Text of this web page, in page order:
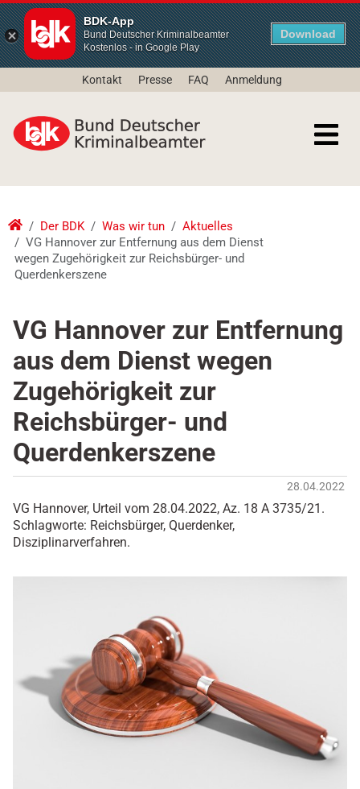
BDK-App
Bund Deutscher Kriminalbeamter
Kostenlos - in Google Play
Download
Kontakt Presse FAQ Anmeldung
Der BDK Was wir tun
Aktuelles
VG Hannover zur Entfernung aus dem Dienst
wegen Zugehörigkeit zur Reichsbürger- und
Querdenkerszene
VG Hannover zur Entfernung
aus dem Dienst wegen
Zugehörigkeit zur
Reichsbürger- und
Querdenkerszene
28.04.2022
VG Hannover, Urteil vom 28.04.2022, Az. 18 A 3735/21.
Schlagworte: Reichsbürger, Querdenker,
Disziplinarverfahren.